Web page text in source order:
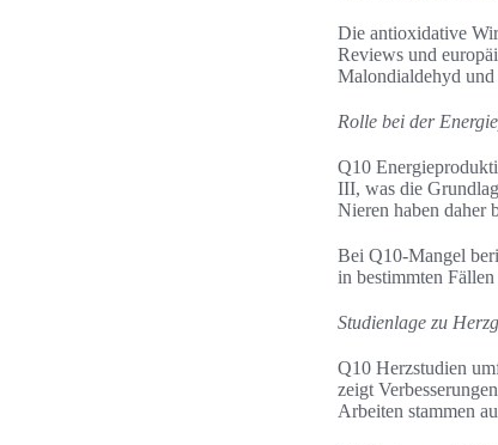
Die antioxidative
Reviews und
Malondialdehyd
Rolle bei der
Q10
III, was die
Nieren haben daher
Bei Q10-Mangel
in bestimmten
Studienlage zu
Q10 Herzstudien
zeigt
Arbeiten stammen